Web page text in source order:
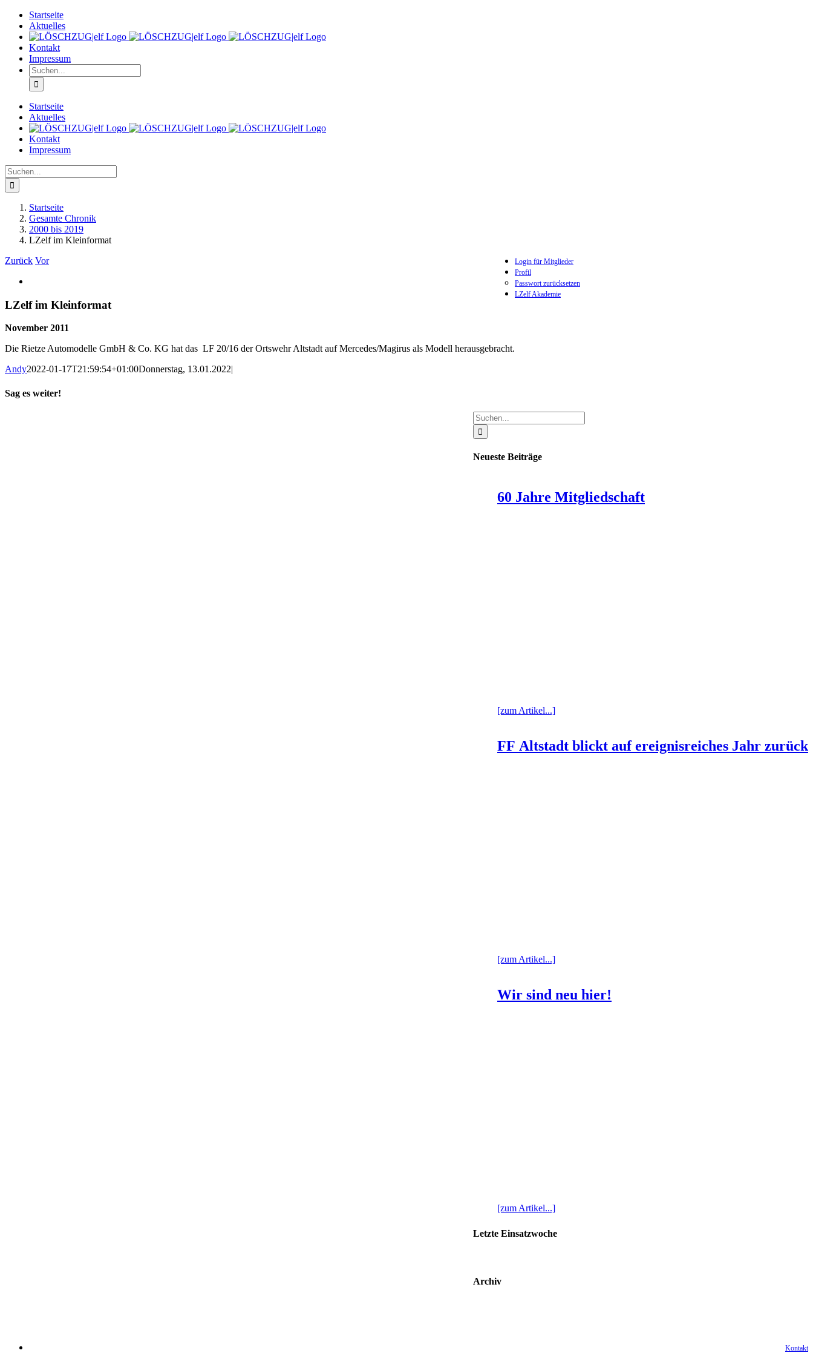
Zum
Inhalt
springen
Startseite
Aktuelles
Kontakt
Impressum
Suche
nach:
Startseite
Aktuelles
Kontakt
Impressum
Suche
nach:
Startseite
Gesamte Chronik
2000 bis 2019
LZelf im Kleinformat
Zurück Vor
LZelf im Kleinformat
November 2011
Die Rietze Automodelle GmbH & Co. KG hat das LF 20/16 der Ortswehr Altstadt auf Mercedes/Magirus als Modell herausgebracht.
Andy2022-01-17T21:59:54+01:00Donnerstag, 13.01.2022|
Sag es weiter!
Suche
nach:
Neueste Beiträge
60 Jahre Mitgliedschaft
[zum Artikel...]
FF Altstadt blickt auf ereignisreiches Jahr zurück
[zum Artikel...]
Wir sind neu hier!
[zum Artikel...]
Letzte Einsatzwoche
Archiv
Login für Mitglieder
Profil
Passwort zurücksetzen
LZelf Akademie
Kontakt